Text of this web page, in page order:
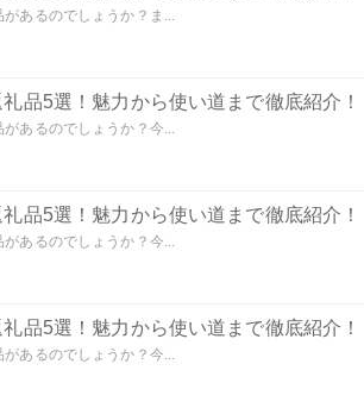
あるのでしょうか？ま...
品5選！魅力から使い道まで徹底紹介！
あるのでしょうか？今...
品5選！魅力から使い道まで徹底紹介！
あるのでしょうか？今...
品5選！魅力から使い道まで徹底紹介！
あるのでしょうか？今...